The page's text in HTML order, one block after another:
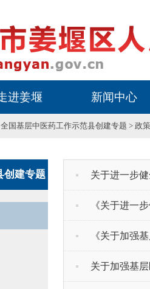
进姜堰 新闻中心
全国基层中医药工作示范县创建专题 > 政
创建专题 关于进一步
《关于进一
《关于加强
关于加强基